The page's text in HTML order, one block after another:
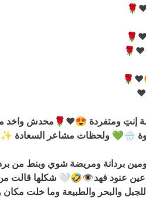
إنتِ ومتفردة 😍❤️🌹محدش واخد
🌧💚 ولحظات مشاعر السعادة
بردانة ومريضة شوي وبنط
عين عنود فهد👁🤣🤍 شكلها قالت
والبحر والطبيعة وما خلت